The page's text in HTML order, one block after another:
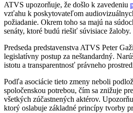
ATVS upozorňuje, že došlo k zavedeniu
vzťahu k poskytovateľom
požiadanie. Okrem toho sa majú na
senáty, ktoré budú riešiť súvisiace žaloby.
Predseda predstavenstva ATVS Peter
legislatívny postup za neštandardný.
istotu a transparentnosť právneho
Podľa asociácie tieto zmeny neboli
spoločenskou potrebou, čím sa znižuje
všetkých zúčastnených aktérov.
ktorý oslabuje základné princípy tvorby